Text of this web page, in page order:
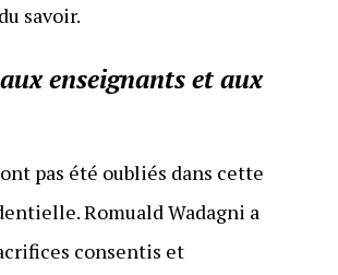
savoir.
enseignants et aux
pas été oubliés dans cette
Romuald Wadagni a
consentis et